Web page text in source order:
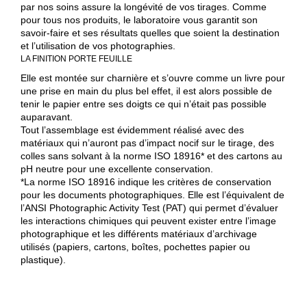
par nos soins assure la longévité de vos tirages. Comme
pour tous nos produits, le laboratoire vous garantit son
savoir-faire et ses résultats quelles que soient la destination
et l’utilisation de vos photographies.
LA FINITION PORTE FEUILLE
Elle est montée sur charnière et s’ouvre comme un livre pour
une prise en main du plus bel effet, il est alors possible de
tenir le papier entre ses doigts ce qui n’était pas possible
auparavant.
Tout l’assemblage est évidemment réalisé avec des
matériaux qui n’auront pas d’impact nocif sur le tirage, des
colles sans solvant à la norme ISO 18916* et des cartons au
pH neutre pour une excellente conservation.
*La norme ISO 18916 indique les critères de conservation
pour les documents photographiques. Elle est l’équivalent de
l’ANSI Photographic Activity Test (PAT) qui permet d’évaluer
les interactions chimiques qui peuvent exister entre l’image
photographique et les différents matériaux d’archivage
utilisés (papiers, cartons, boîtes, pochettes papier ou
plastique).